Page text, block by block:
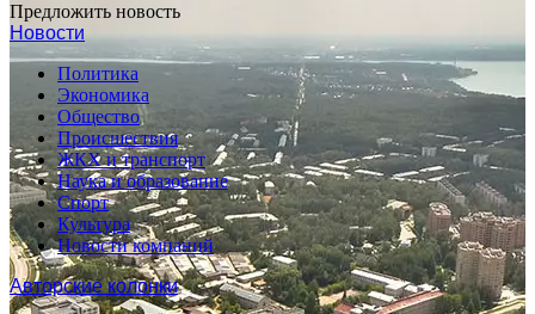
Предложить новость
Новости
Политика
Экономика
Общество
Происшествия
ЖКХ и транспорт
Наука и образование
Спорт
Культура
Новости компаний
Авторские колонки